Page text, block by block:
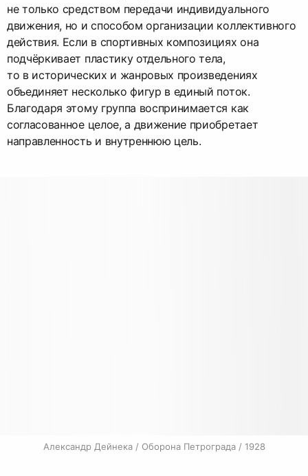
не только средством передачи индивидуального
движения, но и способом организации коллективного
действия. Если в спортивных композициях она
подчёркивает пластику отдельного тела,
то в исторических и жанровых произведениях
объединяет несколько фигур в единый поток.
Благодаря этому группа воспринимается как
согласованное целое, а движение приобретает
направленность и внутреннюю цель.
Александр Дейнека / Оборона Петрограда / 1928